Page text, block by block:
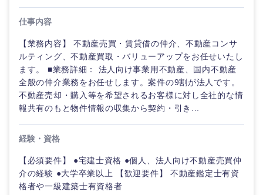
画・事業
企画
経営ボー
ド
管理
マーケテ
ィング
すべての経営企画・事業企
事業企画・事業開発
事業管理
経営企画
経営ボード
管理
SCM
人事
マーケティング
営業
自動車・機械・船舶
電気・電子・半導体
素材・化学・金属
食品・化粧品・アパレル・消費財
秋田県 岩手県
宮城県 山形県
推奨年齢
20代 30代
40代 50代
フリーワード
こだわり条件を入力ください
仕事内容
【業務内容】 不動産売買・賃貸借の仲介、不動産コンサ
ルティング、不動産買取・バリューアップをお任せいたし
ます。 ■業務詳細： 法人向け事業用不動産、国内不動産
全般の仲介業務をお任せします。案件の9割が法人です。
不動産売却・購入等を希望されるお客様に対し全社的な情
報共有のもと物件情報の収集から契約・引き...
経験・資格
【必須要件】 ●宅建士資格 ●個人、法人向け不動産売買仲
介の経験 ●大学卒業以上 【歓迎要件】 不動産鑑定士有資
格者や一級建築士有資格者